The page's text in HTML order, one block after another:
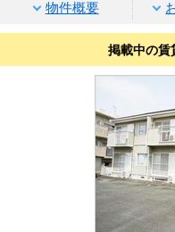
物件概要
掲載中の賃